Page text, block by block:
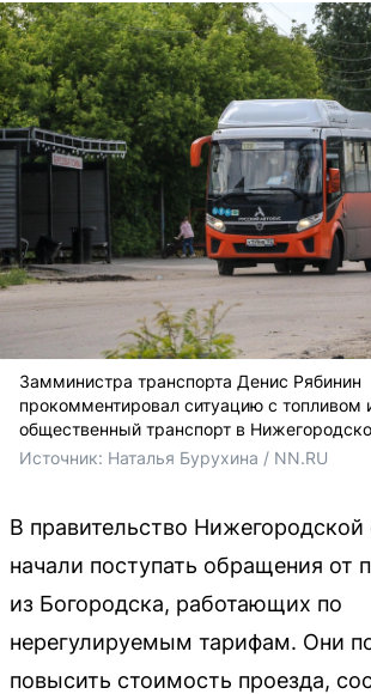
Замминистра транспорта Денис Рябинин
прокомментировал ситуацию с топливом
общественный транспорт в
Источник: Наталья Бурухина / NN.RU
В правительство Нижегородской
начали поступать обращения от
из Богородска, работающих по
нерегулируемым тарифам. Они
повысить стоимость проезда,